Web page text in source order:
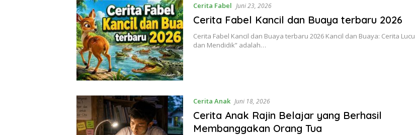
Cerita Fabel Juni 23, 2026
Cerita Fabel Kancil dan Buaya terbaru 2026
Cerita Fabel Kancil dan Buaya terbaru 2026 Kancil dan Buaya: Cerita Lucu
dan Mendidik” adalah…
Cerita Anak Juni 18, 2026
Cerita Anak Rajin Belajar yang Berhasil
Membanggakan Orang Tua